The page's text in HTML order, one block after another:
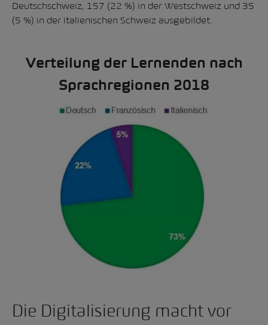
Deutschschweiz, 157 (22 %) in der Westschweiz und 35
(5 %) in der italienischen Schweiz ausgebildet.
Verteilung der Lernenden nach
Sprachregionen 2018
Die Digitalisierung macht vor